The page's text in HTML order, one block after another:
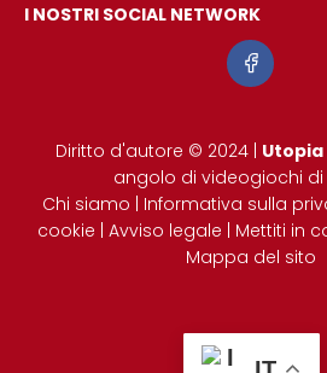
I NOSTRI SOCIAL NETWORK
Diritto d'autore © 2024 |
angolo di videogiochi di
Chi siamo | Informativa sulla
cookie | Avviso legale | Mettiti in
Mappa del sito